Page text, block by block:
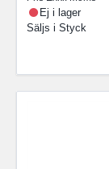
Ej i lager
Säljs i Styck